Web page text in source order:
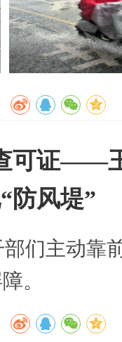
可证——
防风堤”
们主动靠
。